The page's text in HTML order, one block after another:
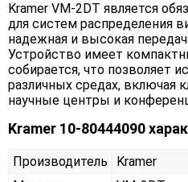
Kramer VM-2DT является
для систем распределения
надежная и высокая
Устройство имеет
собирается, что позволяет
различных средах, включая
научные центры и
Kramer 10-80444090
Производитель
Kramer